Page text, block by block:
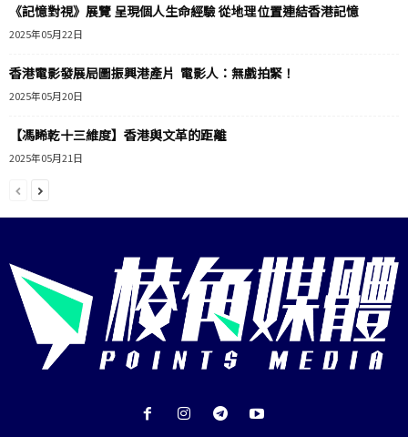
《記憶對視》展覽 呈現個人生命經驗 從地理位置連結香港記憶
2025年05月22日
香港電影發展局圖振興港產片 電影人：無戲拍緊！
2025年05月20日
【馮睎乾十三維度】香港與文革的距離
2025年05月21日